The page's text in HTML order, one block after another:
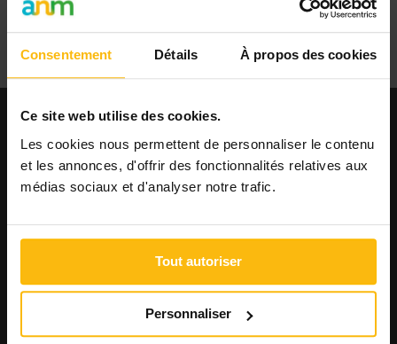
Consentement Détails À propos des cookies
Ce site web utilise des cookies.
Les cookies nous permettent de personnaliser le contenu
et les annonces, d'offrir des fonctionnalités relatives aux
médias sociaux et d'analyser notre trafic.
Tout autoriser
Personnaliser
Commander
EMPLOI
Publier une offre
Consulter les offres
AGENDA
Publier un événement
Consulter l'agenda
FORMATIONS